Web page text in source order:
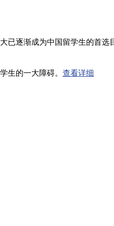
逐渐成为中国留学生的首
生的一大障碍。 查看详细